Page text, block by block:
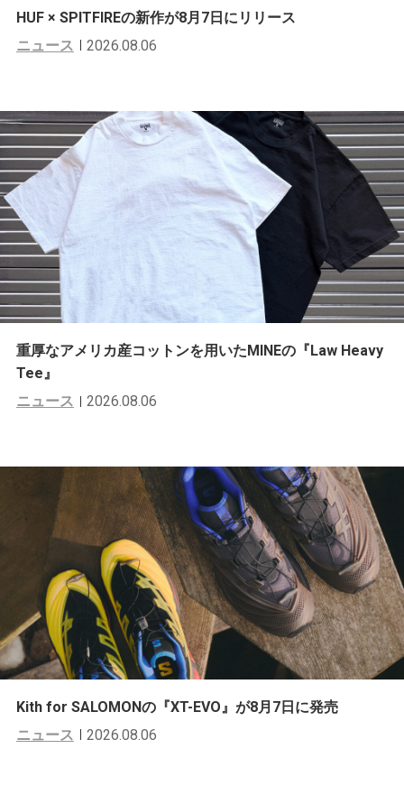
HUF × SPITFIREの新作が8月7日にリリース
ニュース
2026.08.06
重厚なアメリカ産コットンを用いたMINEの『Law Heavy
Tee』
ニュース
2026.08.06
Kith for SALOMONの『XT-EVO』が8月7日に発売
ニュース
2026.08.06